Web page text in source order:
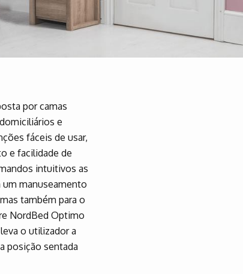
por camas
e
fáceis de usar,
e facilidade de
intuitivos as
manuseamento
também para o
NordBed Optimo
o utilizador a
posição sentada